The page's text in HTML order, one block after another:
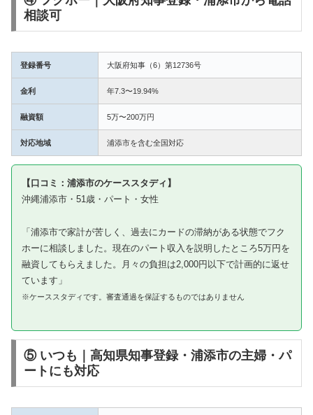
相談可
登録番号 大阪府知事（6）第12736号
金利 年7.3〜19.94%
融資額 5万〜200万円
対応地域 浦添市を含む全国対応
【口コミ：浦添市のケーススタディ】
沖縄浦添市・51歳・パート・女性
「浦添市で家計が苦しく、過去にカードの滞納がある状態でフク
ホーに相談しました。現在のパート収入を説明したところ5万円を
融資してもらえました。月々の負担は2,000円以下で計画的に返せ
ています」
※ケーススタディです。審査通過を保証するものではありません
⑤ いつも｜高知県知事登録・浦添市の主婦・パ
ートにも対応